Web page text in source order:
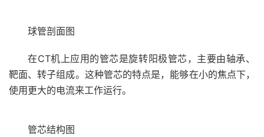
球管剖面图
在CT机上应用的管芯是旋转阳极管芯，主要由轴承、
靶面、转子组成。这种管芯的特点是，能够在小的焦点下，
使用更大的电流来工作运行。
管芯结构图